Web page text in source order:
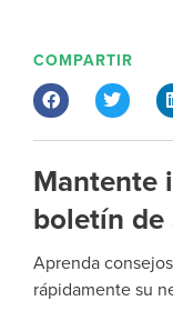
COMPARTIR
Mantente
boletín de
Aprenda
rápidamente su